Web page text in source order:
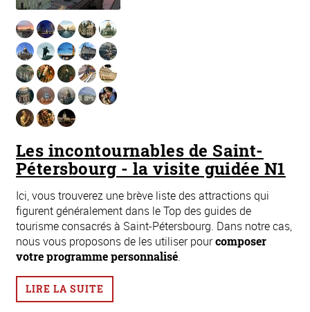
Les incontournables de Saint-
Pétersbourg - la visite guidée N1
Ici, vous trouverez une brève liste des attractions qui
figurent généralement dans le Top des guides de
tourisme consacrés à Saint-Pétersbourg. Dans notre cas,
nous vous proposons de les utiliser pourcomposer
votre programme personnalisé.
LIRE LA SUITE